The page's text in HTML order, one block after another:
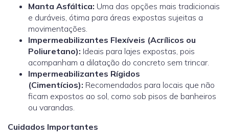
Manta Asfáltica: Uma das opções mais tradicionais
e duráveis, ótima para áreas expostas sujeitas a
movimentações.
Impermeabilizantes Flexíveis (Acrílicos ou
Poliuretano): Ideais para lajes expostas, pois
acompanham a dilatação do concreto sem trincar.
Impermeabilizantes Rígidos
(Cimentícios): Recomendados para locais que não
ficam expostos ao sol, como sob pisos de banheiros
ou varandas.
Cuidados Importantes